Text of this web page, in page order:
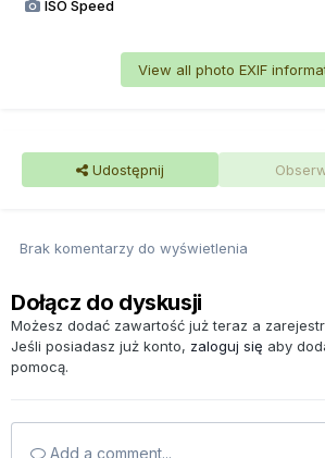
ISO Speed
View all photo EXIF
Udostępnij
Brak komentarzy do wyświetlenia
Dołącz do dyskusji
Możesz dodać zawartość już teraz a
Jeśli posiadasz już konto, zaloguj się aby
pomocą.
Add a comment...